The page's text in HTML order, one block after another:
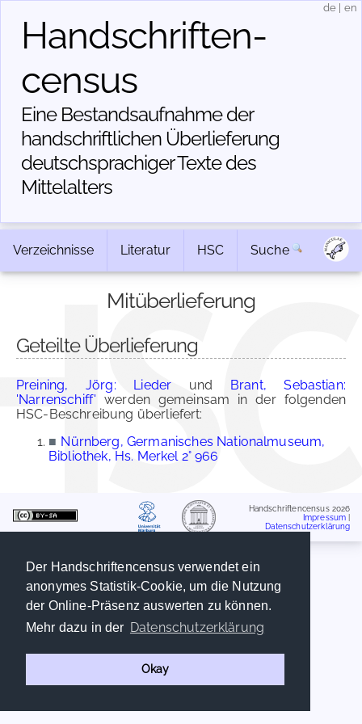
Der Handschriftencensus verwendet ein
anonymes Statistik-Cookie, um die Nutzung
der Online-Präsenz auswerten zu können.
Mehr dazu in der Datenschutzerklärung
Okay
Handschriften­
census
Eine Bestandsaufnahme der
handschriftlichen Über­lieferung
deutschsprachiger Texte des
Mittelalters
de en
Verzeichnisse Literatur HSC Suche
Mitüberlieferung
Geteilte Überlieferung
Preining, Jörg: Lieder und Brant, Sebastian:
'Narrenschiff' werden gemeinsam in der folgenden
HSC-Beschreibung überliefert:
■ Nürnberg, Germanisches Nationalmuseum,
Bibliothek, Hs. Merkel 2° 966
Handschriftencensus 2026
Impressum
Datenschutzerklärung